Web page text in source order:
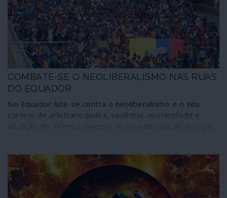
COMBATE-SE O NEOLIBERALISMO NAS RUAS
DO EQUADOR
No Equador luta-se contra o neoliberalismo e o seu
cortejo de arbitrariedades, violência, austeridade e
autoritarismo do FMI assumiram o poder e
desmantelam o que foi alcançando com a Constituição
de 2008. Sentindo o perigo da perda total das
conquistas, os equatorianos tomaram as ruas; e o